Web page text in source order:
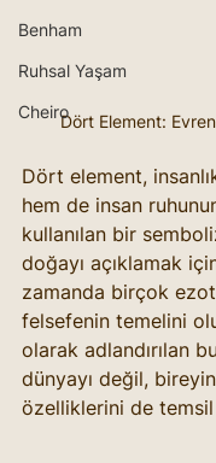
Benham
Ruhsal Yaşam
Cheiro
Dört Element:
Dört element,
hem de insan
kullanılan bir
doğayı açıklamak
zamanda birçok
felsefenin temelini
olarak adlandırılan
dünyayı değil,
özelliklerini de temsil